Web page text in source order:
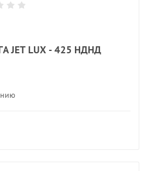
JET LUX - 425 НДНД